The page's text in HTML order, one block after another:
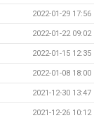
2022-01-29 17:56
2022-01-22 09:02
2022-01-15 12:35
2022-01-08 18:00
2021-12-30 13:47
2021-12-26 10:12